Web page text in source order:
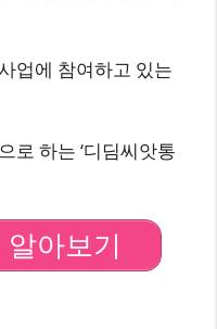
업에 참여하고 있는
로 하는 ‘디딤씨앗통
아보기